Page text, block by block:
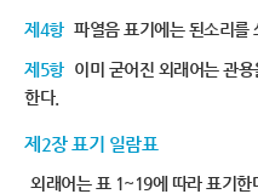
제4항 파열음 표기에는 된소리를
제5항 이미 굳어진 외래어는 관
한다.
제2장 표기 일람표
외래어는 표 1~19에 따라 표기한